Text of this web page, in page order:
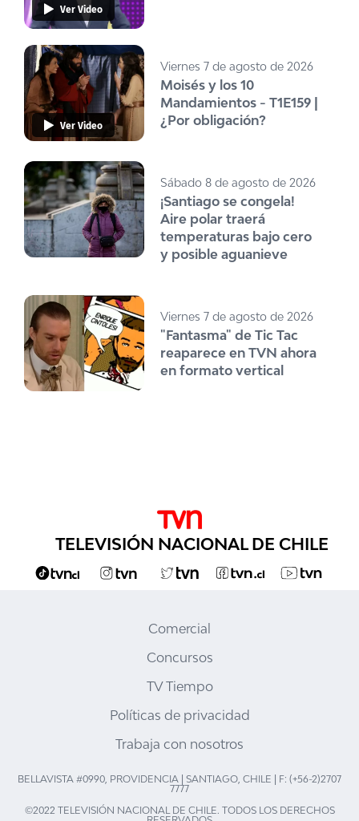
Ver Video
Ver Video
Viernes 7 de agosto de 2026
Moisés y los 10
Mandamientos - T1E159 |
¿Por obligación?
Sábado 8 de agosto de 2026
¡Santiago se congela!
Aire polar traerá
temperaturas bajo cero
y posible aguanieve
Viernes 7 de agosto de 2026
"Fantasma" de Tic Tac
reaparece en TVN ahora
en formato vertical
TELEVISIÓN NACIONAL DE CHILE
Comercial
Concursos
TV Tiempo
Políticas de privacidad
Trabaja con nosotros
BELLAVISTA #0990, PROVIDENCIA | SANTIAGO, CHILE | F: (+56-2)2707
7777
©2022 TELEVISIÓN NACIONAL DE CHILE. TODOS LOS DERECHOS